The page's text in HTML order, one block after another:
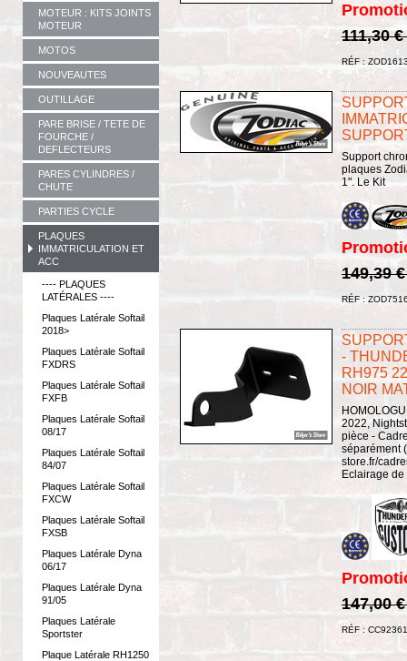
MOTEUR : KITS JOINTS
MOTEUR
MOTOS
NOUVEAUTES
OUTILLAGE
PARE BRISE / TETE DE
FOURCHE /
DEFLECTEURS
PARES CYLINDRES /
CHUTE
PARTIES CYCLE
PLAQUES
IMMATRICULATION ET
ACC
---- PLAQUES
LATÉRALES ----
Plaques Latérale Softail
2018>
Plaques Latérale Softail
FXDRS
Plaques Latérale Softail
FXFB
Plaques Latérale Softail
08/17
Plaques Latérale Softail
84/07
Plaques Latérale Softail
FXCW
Plaques Latérale Softail
FXSB
Plaques Latérale Dyna
06/17
Plaques Latérale Dyna
91/05
Plaques Latérale
Sportster
Plaque Latérale RH1250
111,30
RÉF :
Support
plaques
1". Le Kit
149,39
RÉF :
-
RH975
NOIR
2022,
pièce -
séparément
store.fr/
Eclairage de
147,00
RÉF :